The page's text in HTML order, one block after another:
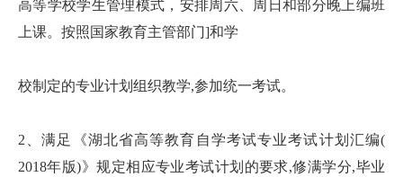
高等学校学生管理模式，安排周六、周日和部分晚上编班
上课。按照国家教育主管部门]和学
校制定的专业计划组织教学,参加统一考试。
2、满足《湖北省高等教育自学考试专业考试计划汇编(
2018年版)》规定相应专业考试计划的要求,修满学分,毕业